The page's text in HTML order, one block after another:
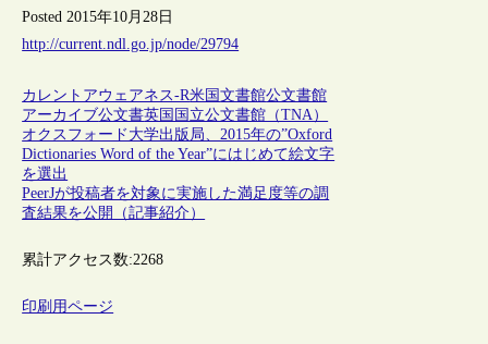
Posted 2015年10月28日
http://current.ndl.go.jp/node/29794
カレントアウェアネス-R米国文書館公文書館
アーカイブ公文書英国国立公文書館（TNA）
オクスフォード大学出版局、2015年の”Oxford
Dictionaries Word of the Year”にはじめて絵文字
を選出
PeerJが投稿者を対象に実施した満足度等の調
査結果を公開（記事紹介）
累計アクセス数:2268
印刷用ページ